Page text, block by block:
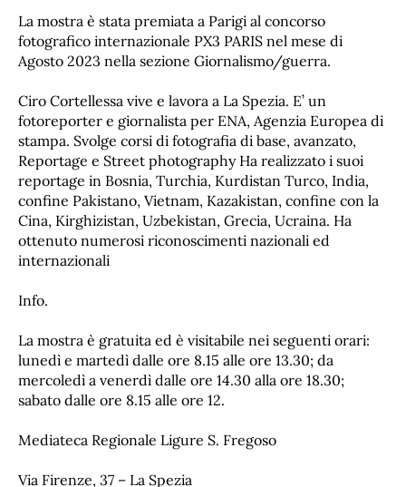
La mostra è stata premiata a Parigi al concorso
fotografico internazionale PX3 PARIS nel mese di
Agosto 2023 nella sezione Giornalismo/guerra.
Ciro Cortellessa vive e lavora a La Spezia. E’ un
fotoreporter e giornalista per ENA, Agenzia Europea di
stampa. Svolge corsi di fotografia di base, avanzato,
Reportage e Street photography Ha realizzato i suoi
reportage in Bosnia, Turchia, Kurdistan Turco, India,
confine Pakistano, Vietnam, Kazakistan, confine con la
Cina, Kirghizistan, Uzbekistan, Grecia, Ucraina. Ha
ottenuto numerosi riconoscimenti nazionali ed
internazionali
Info.
La mostra è gratuita ed è visitabile nei seguenti orari:
lunedì e martedì dalle ore 8.15 alle ore 13.30; da
mercoledì a venerdì dalle ore 14.30 alla ore 18.30;
sabato dalle ore 8.15 alle ore 12.
Mediateca Regionale Ligure S. Fregoso
Via Firenze, 37 – La Spezia